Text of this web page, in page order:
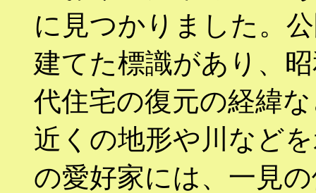
に見つかりました。
建てた標識があり、
代住宅の復元の経緯
近くの地形や川など
の愛好家には、一見